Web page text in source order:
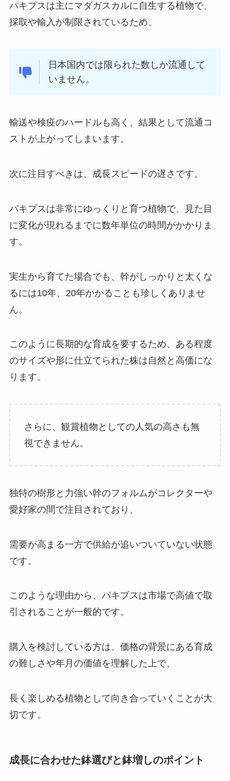
パキプスは主にマダガスカルに自生する植物で、
採取や輸入が制限されているため、
日本国内では限られた数しか流通して
いません。
輸送や検疫のハードルも高く、結果として流通コ
ストが上がってしまいます。
次に注目すべきは、成長スピードの遅さです。
パキプスは非常にゆっくりと育つ植物で、見た目
に変化が現れるまでに数年単位の時間がかかりま
す。
実生から育てた場合でも、幹がしっかりと太くな
るには10年、20年かかることも珍しくありませ
ん。
このように長期的な育成を要するため、ある程度
のサイズや形に仕立てられた株は自然と高価にな
ります。
さらに、観賞植物としての人気の高さも無
視できません。
独特の樹形と力強い幹のフォルムがコレクターや
愛好家の間で注目されており、
需要が高まる一方で供給が追いついていない状態
です。
このような理由から、パキプスは市場で高値で取
引されることが一般的です。
購入を検討している方は、価格の背景にある育成
の難しさや年月の価値を理解した上で、
長く楽しめる植物として向き合っていくことが大
切です。
成長に合わせた鉢選びと鉢増しのポイント